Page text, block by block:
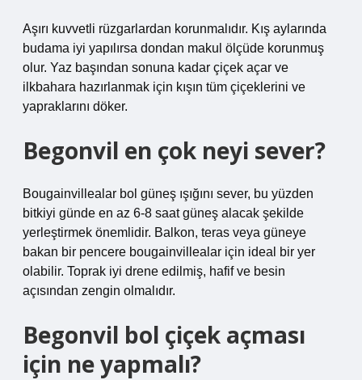
Aşırı kuvvetli rüzgarlardan korunmalıdır. Kış aylarında
budama iyi yapılırsa dondan makul ölçüde korunmuş
olur. Yaz başından sonuna kadar çiçek açar ve
ilkbahara hazırlanmak için kışın tüm çiçeklerini ve
yapraklarını döker.
Begonvil en çok neyi sever?
Bougainvillealar bol güneş ışığını sever, bu yüzden
bitkiyi günde en az 6-8 saat güneş alacak şekilde
yerleştirmek önemlidir. Balkon, teras veya güneye
bakan bir pencere bougainvillealar için ideal bir yer
olabilir. Toprak iyi drene edilmiş, hafif ve besin
açısından zengin olmalıdır.
Begonvil bol çiçek açması
için ne yapmalı?